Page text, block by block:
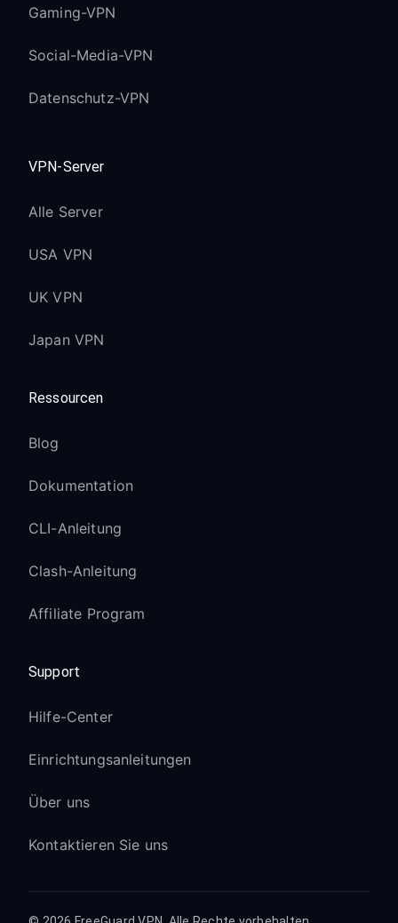
Gaming-VPN
Social-Media-VPN
Datenschutz-VPN
VPN-Server
Alle Server
USA VPN
UK VPN
Japan VPN
Ressourcen
Blog
Dokumentation
CLI-Anleitung
Clash-Anleitung
Affiliate Program
Support
Hilfe-Center
Einrichtungsanleitungen
Über uns
Kontaktieren Sie uns